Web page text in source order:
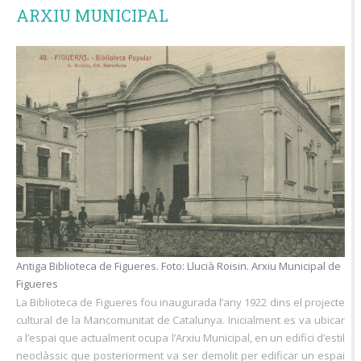
ARXIU MUNICIPAL
Antiga Biblioteca de Figueres. Foto: Llucià Roisin. Arxiu Municipal de
Figueres
La Biblioteca de Figueres fou inaugurada l’any 1922 dins el projecte
cultural de la Mancomunitat de Catalunya. Inicialment es va ubicar
a l’espai que actualment ocupa l’Arxiu Municipal, en un edifici d’estil
neoclàssic que posteriorment va ser demolit per edificar un espai